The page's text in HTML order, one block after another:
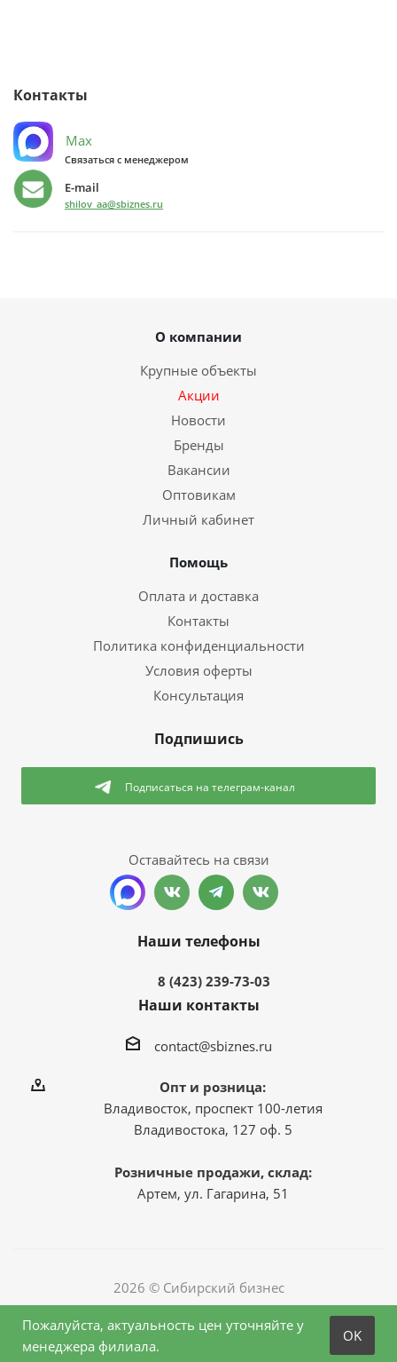
Контакты
Max
Связаться с менеджером
E-mail
shilov_aa@sbiznes.ru
О компании
Крупные объекты
Акции
Новости
Бренды
Вакансии
Оптовикам
Личный кабинет
Помощь
Оплата и доставка
Контакты
Политика конфиденциальности
Условия оферты
Консультация
Подпишись
Подписаться на телеграм-канал
Оставайтесь на связи
Наши телефоны
8 (423) 239-73-03
Наши контакты
contact@sbiznes.ru
Опт и розница:
Владивосток, проспект 100-летия
Владивостока, 127 оф. 5
Розничные продажи, склад:
Артем, ул. Гагарина, 51
2026 © Сибирский бизнес
Пожалуйста, актуальность цен уточняйте у
менеджера филиала.
OK